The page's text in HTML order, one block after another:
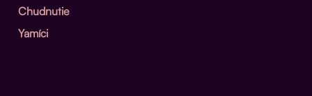
Chudnutie
Yamíci